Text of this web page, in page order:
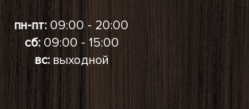
пн-пт: 09:00 - 20:00
сб:09:00 - 15:00
вс:выходной